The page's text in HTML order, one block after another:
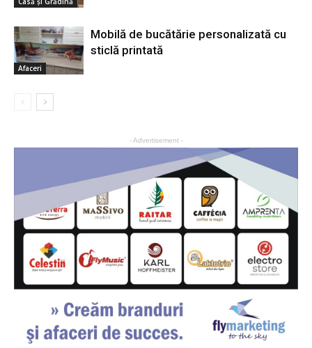
Afaceri
Mobilă de bucătărie personalizată cu
sticlă printată
- Advertisement -